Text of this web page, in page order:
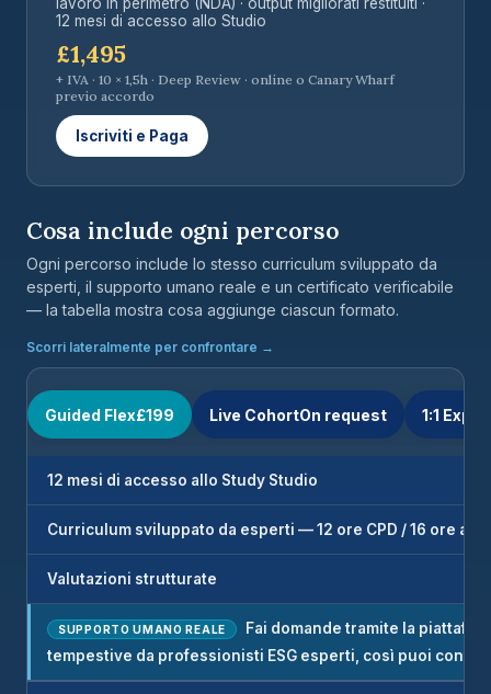
lavoro in perimetro (NDA) · output migliorati restituiti ·
12 mesi di accesso allo Studio
£1,495
+ IVA · 10 × 1,5h · Deep Review · online o Canary Wharf
previo accordo
Iscriviti e Paga
Cosa include ogni percorso
Ogni percorso include lo stesso curriculum sviluppato da
esperti, il supporto umano reale e un certificato verificabile
— la tabella mostra cosa aggiunge ciascun formato.
Scorri lateralmente per confrontare →
Guided Flex£199 Live CohortOn request 1:1
12 mesi di accesso allo Study Studio
Curriculum sviluppato da esperti — 12 ore CPD / 16 ore
Valutazioni strutturate
SUPPORTO UMANO REALE
Fai domande tramite la
tempestive da professionisti ESG esperti, così puoi